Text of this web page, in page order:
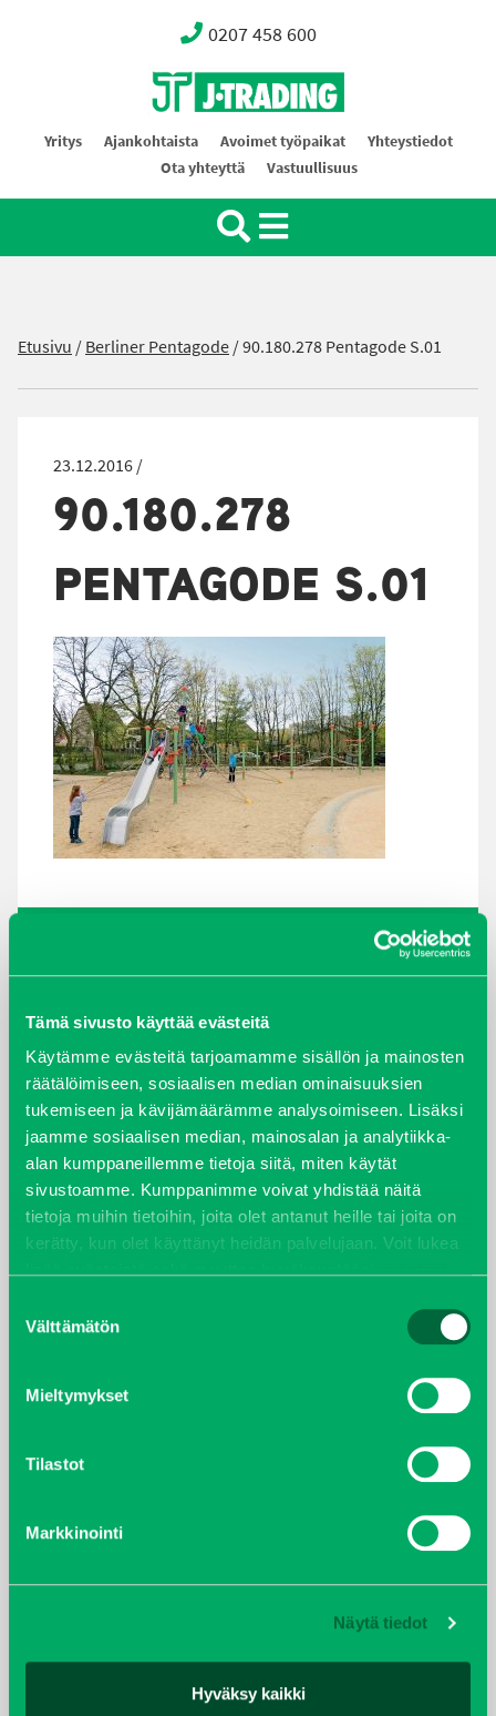
Tämä sivusto käyttää evästeitä
Käytämme evästeitä tarjoamamme sisällön ja mainosten
räätälöimiseen, sosiaalisen median ominaisuuksien
tukemiseen ja kävijämäärämme analysoimiseen. Lisäksi
jaamme sosiaalisen median, mainosalan ja analytiikka-
alan kumppaneillemme tietoja siitä, miten käytät
sivustoamme. Kumppanimme voivat yhdistää näitä
tietoja muihin tietoihin, joita olet antanut heille tai joita on
kerätty, kun olet käyttänyt heidän palvelujaan. Voit lukea
valinta
Välttämätön
Mieltymykset
Tilastot
Markkinointi
Näytä tiedot
Hyväksy kaikki
0207 458 600
Oy J-Trading Ab
Yritys Ajankohtaista Avoimet työpaikat
Yhteystiedot
Ota yhteyttä
Vastuullisuus
Etusivu /Berliner Pentagode/90.180.278 Pentagode S.01
23.12.2016 /
90.180.278
PENTAGODE S.01
maaliskuu 2026
syyskuu 2023
joulukuu 2022
huhtikuu 2022
helmikuu 2022
joulukuu 2021
helmikuu 2020
joulukuu 2019